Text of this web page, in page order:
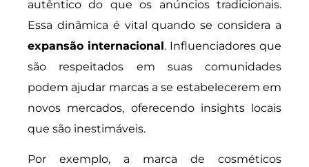
autêntico do que os anúncios tradicionais.
Essa dinâmica é vital quando se considera a
expansão internacional. Influenciadores que
são respeitados em suas comunidades
podem ajudar marcas a se estabelecerem em
novos mercados, oferecendo insights locais
que são inestimáveis.
Por exemplo, a marca de cosméticos